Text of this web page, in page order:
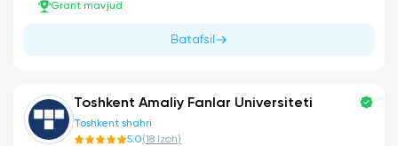
Grant mavjud
Batafsil
Toshkent Amaliy Fanlar Universiteti
Toshkent shahri
5.0(18 Izoh)